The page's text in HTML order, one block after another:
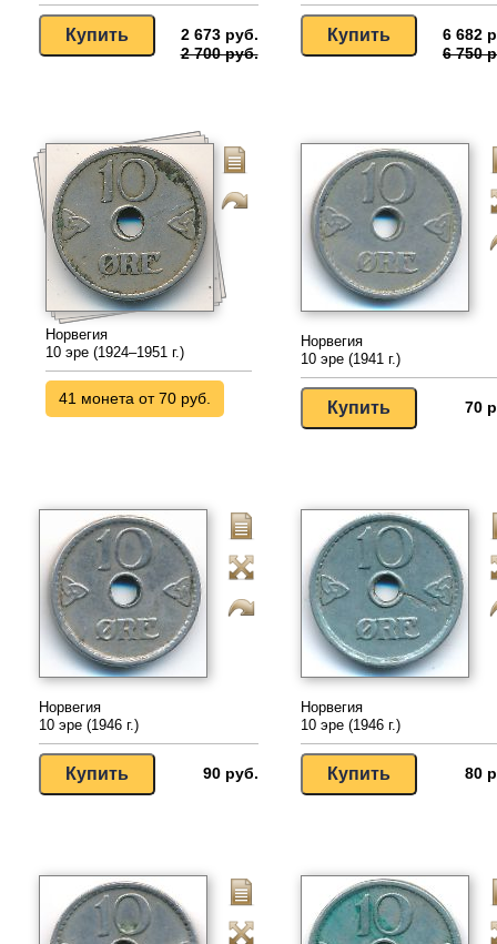
2 673 руб.
2 700 руб.
6 682
6 750
Норвегия
10 эре (1924–1951 г.)
41 монета от 70 руб.
Норвегия
10 эре (1941 г.)
70
Норвегия
10 эре (1946 г.)
90 руб.
Норвегия
10 эре (1946 г.)
80